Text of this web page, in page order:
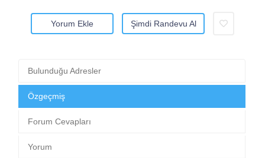
Yorum Ekle Şimdi Randevu Al
Bulunduğu Adresler
Özgeçmiş
Forum Cevapları
Yorum